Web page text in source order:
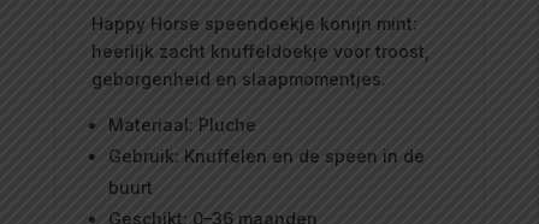
Happy Horse speendoekje konijn mint:
heerlijk zacht knuffeldoekje voor troost,
geborgenheid en slaapmomentjes.
Materiaal: Pluche
Gebruik: Knuffelen en de speen in de
buurt
Geschikt: 0–36 maanden